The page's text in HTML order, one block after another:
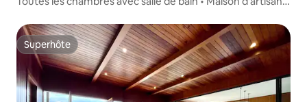
Superhôte
Superhôte